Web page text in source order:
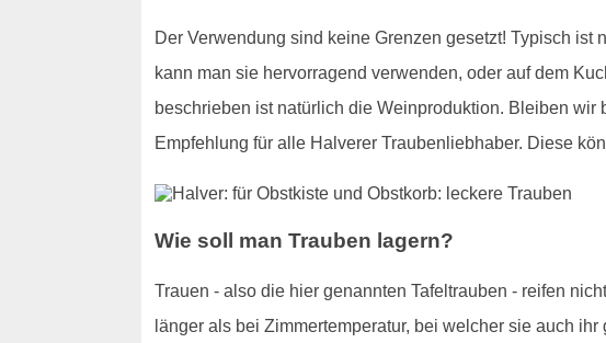
Der Verwendung sind keine Grenzen gesetzt! Typisch
kann man sie hervorragend verwenden, oder auf dem
beschrieben ist natürlich die Weinproduktion. Bleiben
Empfehlung für alle Halverer Traubenliebhaber. Diese
Wie soll man Trauben lagern?
Trauen - also die hier genannten Tafeltrauben - reifen
länger als bei Zimmertemperatur, bei welcher sie auch